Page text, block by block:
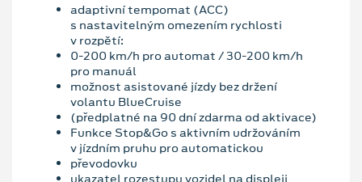
adaptivní tempomat (ACC)
s nastavitelným omezením rychlosti
v rozpětí:
0-200 km/h pro automat / 30-200 km/h
pro manuál
možnost asistované jízdy bez držení
volantu BlueCruise
(předplatné na 90 dní zdarma od aktivace)
Funkce Stop&Go s aktivním udržováním
v jízdním pruhu pro automatickou
převodovku
ukazatel rozestupu vozidel na displeji